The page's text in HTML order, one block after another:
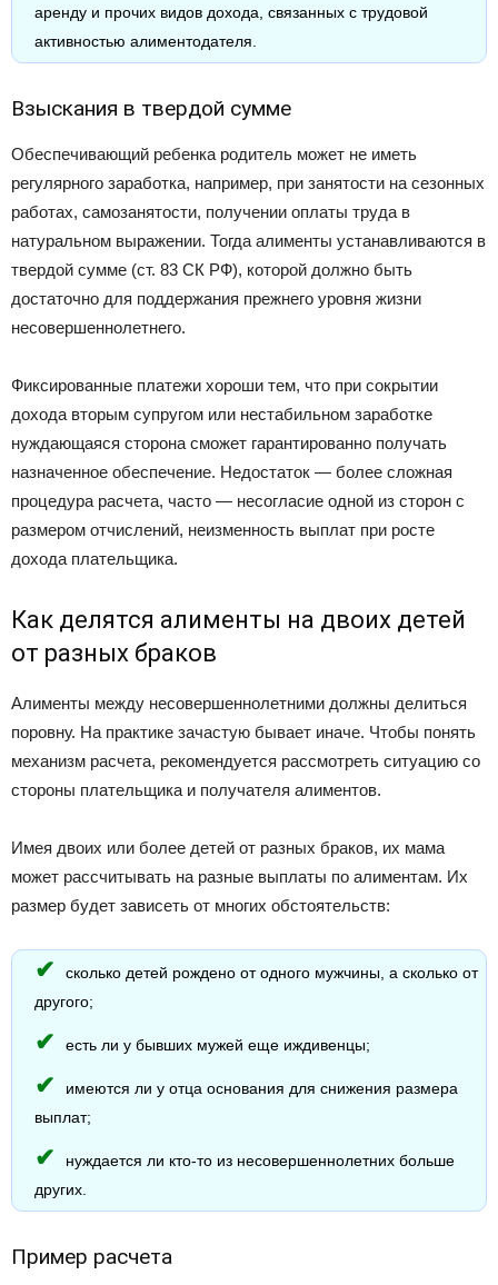
аренду и прочих видов дохода, связанных с трудовой
активностью алиментодателя.
Взыскания в твердой сумме
Обеспечивающий ребенка родитель может не иметь
регулярного заработка, например, при занятости на сезонных
работах, самозанятости, получении оплаты труда в
натуральном выражении. Тогда алименты устанавливаются в
твердой сумме (ст. 83 СК РФ), которой должно быть
достаточно для поддержания прежнего уровня жизни
несовершеннолетнего.
Фиксированные платежи хороши тем, что при сокрытии
дохода вторым супругом или нестабильном заработке
нуждающаяся сторона сможет гарантированно получать
назначенное обеспечение. Недостаток — более сложная
процедура расчета, часто — несогласие одной из сторон с
размером отчислений, неизменность выплат при росте
дохода плательщика.
Как делятся алименты на двоих детей
от разных браков
Алименты между несовершеннолетними должны делиться
поровну. На практике зачастую бывает иначе. Чтобы понять
механизм расчета, рекомендуется рассмотреть ситуацию со
стороны плательщика и получателя алиментов.
Имея двоих или более детей от разных браков, их мама
может рассчитывать на разные выплаты по алиментам. Их
размер будет зависеть от многих обстоятельств:
сколько детей рождено от одного мужчины, а сколько от
другого;
есть ли у бывших мужей еще иждивенцы;
имеются ли у отца основания для снижения размера
выплат;
нуждается ли кто-то из несовершеннолетних больше
других.
Пример расчета